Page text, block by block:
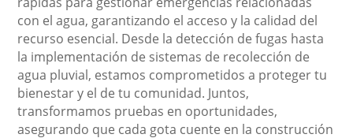
con el agua, garantizando el acceso y la calidad del
recurso esencial. Desde la detección de fugas hasta
la implementación de sistemas de recolección de
agua pluvial, estamos comprometidos a proteger tu
bienestar y el de tu comunidad. Juntos,
transformamos pruebas en oportunidades,
asegurando que cada gota cuente en la construcción